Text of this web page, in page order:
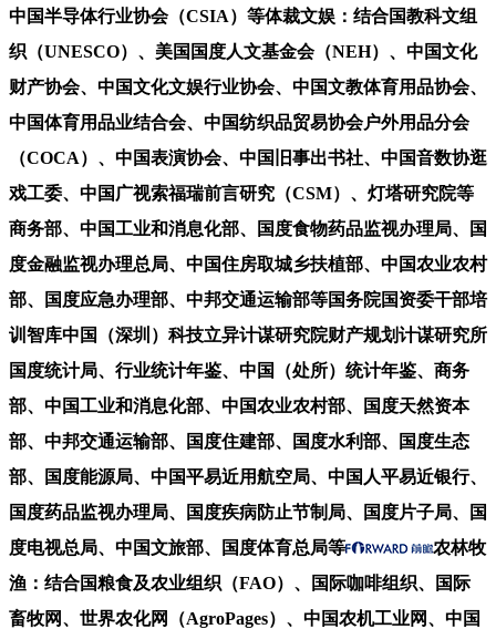
中国半导体行业协会（CSIA）等体裁文娱：结合国教科文组
织（UNESCO）、美国国度人文基金会（NEH）、中国文化
财产协会、中国文化文娱行业协会、中国文教体育用品协会、
中国体育用品业结合会、中国纺织品贸易协会户外用品分会
（COCA）、中国表演协会、中国旧事出书社、中国音数协逛
戏工委、中国广视索福瑞前言研究（CSM）、灯塔研究院等
商务部、中国工业和消息化部、国度食物药品监视办理局、国
度金融监视办理总局、中国住房取城乡扶植部、中国农业农村
部、国度应急办理部、中邦交通运输部等国务院国资委干部培
训智库中国（深圳）科技立异计谋研究院财产规划计谋研究所
国度统计局、行业统计年鉴、中国（处所）统计年鉴、商务
部、中国工业和消息化部、中国农业农村部、国度天然资本
部、中邦交通运输部、国度住建部、国度水利部、国度生态
部、国度能源局、中国平易近用航空局、中国人平易近银行、
国度药品监视办理局、国度疾病防止节制局、国度片子局、国
度电视总局、中国文旅部、国度体育总局等
农林牧
渔：结合国粮食及农业组织（FAO）、国际咖啡组织、国际
畜牧网、世界农化网（AgroPages）、中国农机工业网、中国